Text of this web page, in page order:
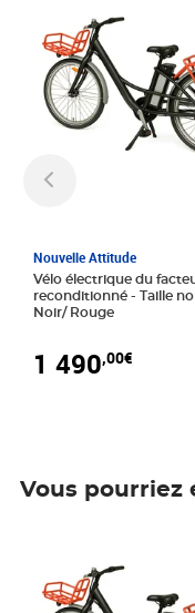
Nouvelle Attitude
Vélo électrique du
reconditionné - Taille normale -
Noir/ Rouge
1 490,00€
Vous pourriez